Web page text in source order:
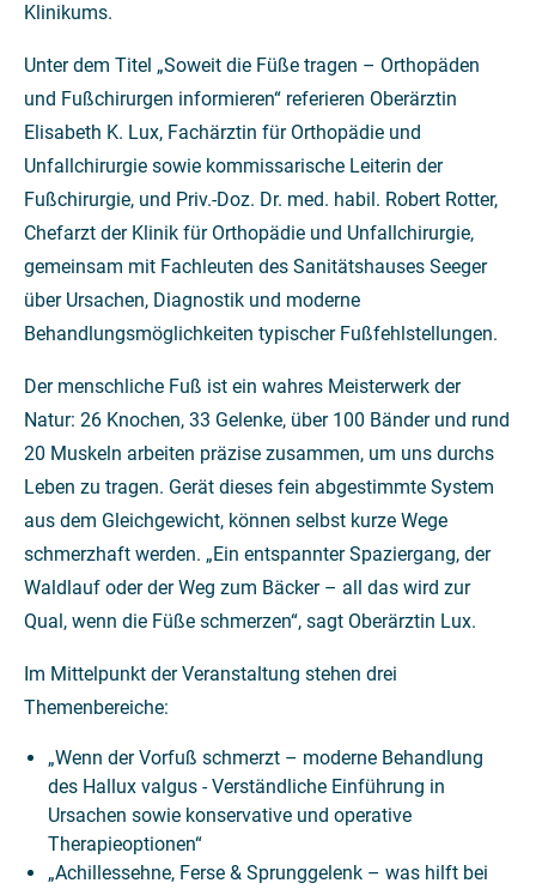
Klinikums.
Unter dem Titel „Soweit die Füße tragen – Orthopäden
und Fußchirurgen informieren“ referieren Oberärztin
Elisabeth K. Lux, Fachärztin für Orthopädie und
Unfallchirurgie sowie kommissarische Leiterin der
Fußchirurgie, und Priv.-Doz. Dr. med. habil. Robert Rotter,
Chefarzt der Klinik für Orthopädie und Unfallchirurgie,
gemeinsam mit Fachleuten des Sanitätshauses Seeger
über Ursachen, Diagnostik und moderne
Behandlungsmöglichkeiten typischer Fußfehlstellungen.
Der menschliche Fuß ist ein wahres Meisterwerk der
Natur: 26 Knochen, 33 Gelenke, über 100 Bänder und rund
20 Muskeln arbeiten präzise zusammen, um uns durchs
Leben zu tragen. Gerät dieses fein abgestimmte System
aus dem Gleichgewicht, können selbst kurze Wege
schmerzhaft werden. „Ein entspannter Spaziergang, der
Waldlauf oder der Weg zum Bäcker – all das wird zur
Qual, wenn die Füße schmerzen“, sagt Oberärztin Lux.
Im Mittelpunkt der Veranstaltung stehen drei
Themenbereiche:
„Wenn der Vorfuß schmerzt – moderne Behandlung
des Hallux valgus - Verständliche Einführung in
Ursachen sowie konservative und operative
Therapieoptionen“
„Achillessehne, Ferse & Sprunggelenk – was hilft bei